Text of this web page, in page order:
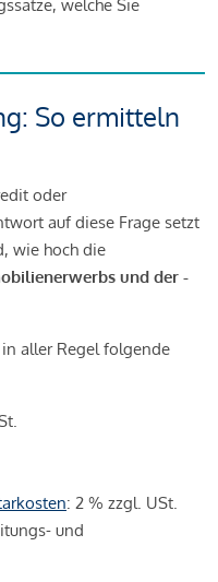
welche Sie
So ermitteln
oder
auf diese Frage setzt
wie hoch die
und der -
aller Regel folgende
: 2 % zzgl. USt.
und